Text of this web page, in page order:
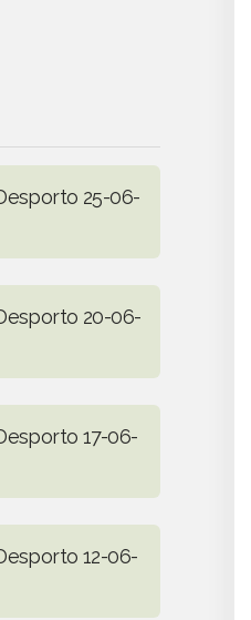
25-06-
20-06-
17-06-
12-06-